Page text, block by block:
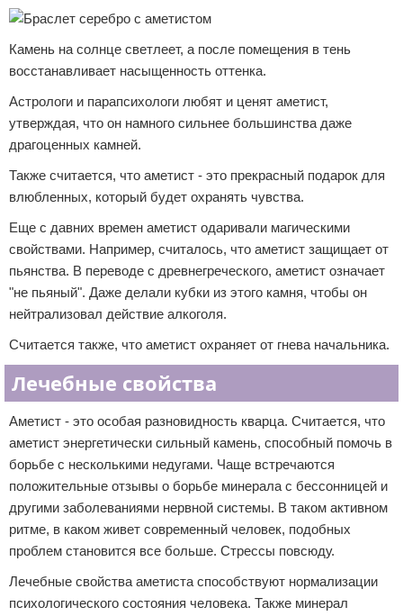
Камень на солнце светлеет, а после помещения в тень
восстанавливает насыщенность оттенка.
Астрологи и парапсихологи любят и ценят аметист,
утверждая, что он намного сильнее большинства даже
драгоценных камней.
Также считается, что аметист - это прекрасный подарок для
влюбленных, который будет охранять чувства.
Еще с давних времен аметист одаривали магическими
свойствами. Например, считалось, что аметист защищает от
пьянства. В переводе с древнегреческого, аметист означает
"не пьяный". Даже делали кубки из этого камня, чтобы он
нейтрализовал действие алкоголя.
Считается также, что аметист охраняет от гнева начальника.
Лечебные свойства
Аметист - это особая разновидность кварца. Считается, что
аметист энергетически сильный камень, способный помочь в
борьбе с несколькими недугами. Чаще встречаются
положительные отзывы о борьбе минерала с бессонницей и
другими заболеваниями нервной системы. В таком активном
ритме, в каком живет современный человек, подобных
проблем становится все больше. Стрессы повсюду.
Лечебные свойства аметиста способствуют нормализации
психологического состояния человека. Также минерал